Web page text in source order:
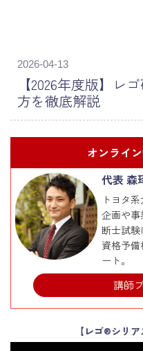
2026-04-13
【2026年度版】レ
方を徹底解説
オンライ
代表 森
トヨタ
企画や事
断士試
資格予
ート。
講師
【レゴ®シリ